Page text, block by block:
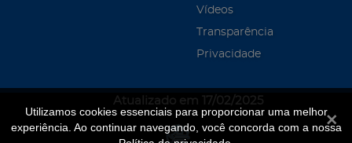
Utilizamos cookies essenciais para proporcionar uma melhor
experiência. Ao continuar navegando, você concorda com a nossa
Vídeos
Transparência
Privacidade
Atualizado em 17/02/2025